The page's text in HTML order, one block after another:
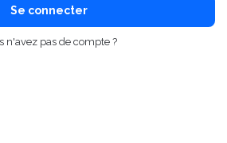
Se connecter
n'avez pas de compte ?